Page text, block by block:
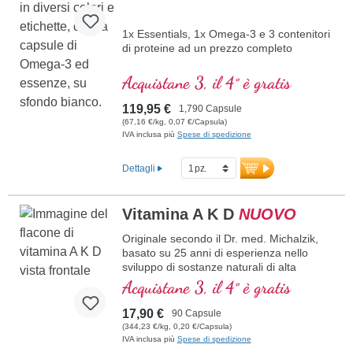
1x Essentials, 1x Omega-3 e 3 contenitori
di proteine ad un prezzo completo
Acquistane 3, il 4° è gratis
119,95 € 1,790 Capsule
(67,16 €/kg, 0,07 €/Capsula)
IVA inclusa più Spese di spedizione
Dettagli
Vitamina A K D NUOVO
Originale secondo il Dr. med. Michalzik,
basato su 25 anni di esperienza nello
sviluppo di sostanze naturali di alta
qualità. 1.000 µg di vitamina A, 150 µg di
vitamina K2 come all-trans MK-7, 50 µg di
vitamina D3 (2.000 I. E.), 250 mg di
polvere di corallo Sango da
Okinawa/Giappone e 12,5 mg di
Acquistane 3, il 4° è gratis
17,90 € 90 Capsule
(344,23 €/kg, 0,20 €/Capsula)
IVA inclusa più Spese di spedizione